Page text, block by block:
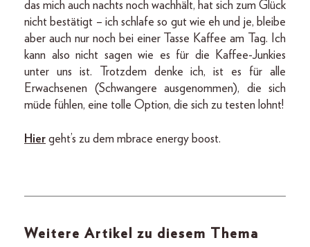
das mich auch nachts noch wachhält, hat sich zum Glück
nicht bestätigt – ich schlafe so gut wie eh und je, bleibe
aber auch nur noch bei einer Tasse Kaffee am Tag. Ich
kann also nicht sagen wie es für die Kaffee-Junkies
unter uns ist. Trotzdem denke ich, ist es für alle
Erwachsenen (Schwangere ausgenommen), die sich
müde fühlen, eine tolle Option, die sich zu testen lohnt!
Hier geht’s zu dem mbrace energy boost.
Weitere Artikel zu diesem Thema